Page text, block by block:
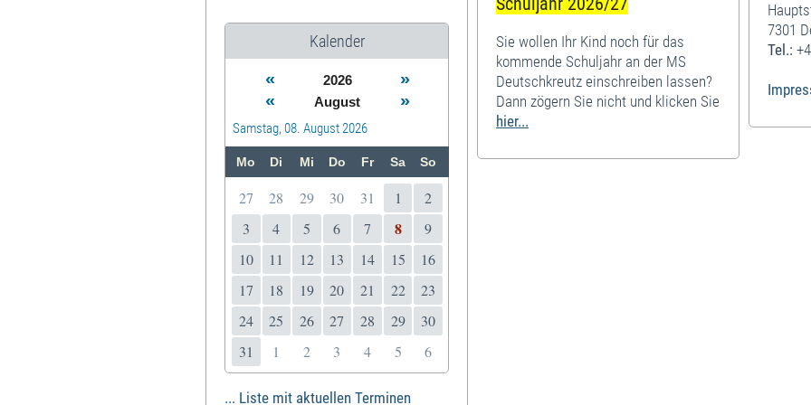
Kalender
« 2026
»
«
August »
Samstag, 08. August 2026
Mo Di Mi Do Fr Sa So
27 28 29 30 31 1
2
3
4 5 6 7 8
9
10
11 12 13 14 15
16
17
18 19 20 21 22
23
24
25 26 27 28 29
30
31
1 2 3 4 5 6
... Liste mit aktuellen Terminen
Sie wollen Ihr Kind noch für das
kommende Schuljahr an der MS
Deutschkreutz einschreiben lassen?
Dann zögern Sie nicht und klicken Sie
hier...
7301
Tel.: